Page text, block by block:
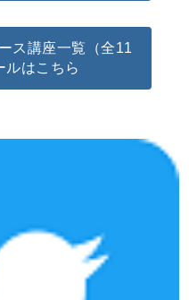
ス講座一覧（全11
ルはこちら